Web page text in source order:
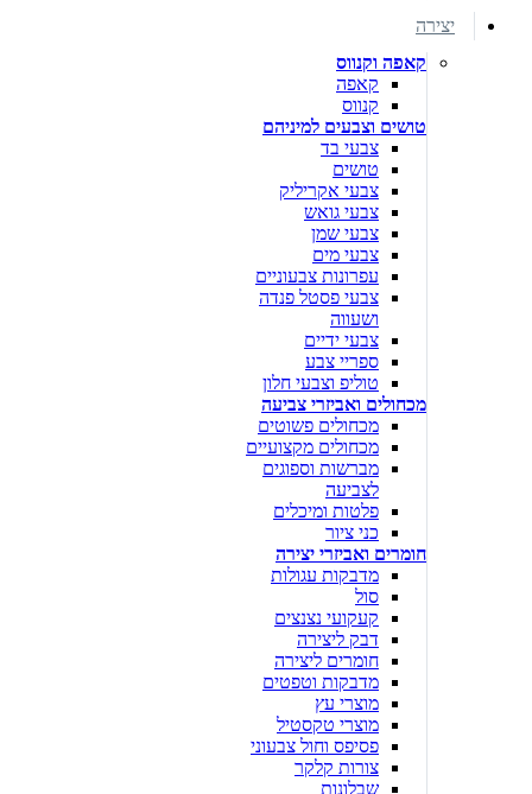
יצירה
קאפה וקנווס
קאפה
קנווס
טושים וצבעים למיניהם
צבעי בד
טושים
צבעי אקריליק
צבעי גואש
צבעי שמן
צבעי מים
עפרונות צבעוניים
צבעי פסטל פנדה
ושעווה
צבעי ידיים
ספריי צבע
טוליפ וצבעי חלון
מכחולים ואביזרי צביעה
מכחולים פשוטים
מכחולים מקצועיים
מברשות וספוגים
לצביעה
פלטות ומיכלים
כני ציור
חומרים ואביזרי יצירה
מדבקות עגולות
סול
קעקועי נצנצים
דבק ליצירה
חומרים ליצירה
מדבקות וטפטים
מוצרי עץ
מוצרי טקסטיל
פסיפס וחול צבעוני
צורות קלקר
שבלונות